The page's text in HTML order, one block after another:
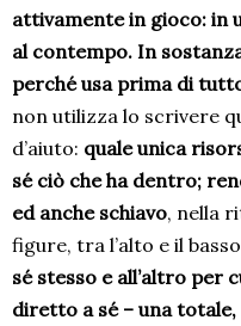
attivamente in gioco: in
al contempo. In
perché usa prima di
non utilizza lo scrivere
d’aiuto: quale unica
sé ciò che ha dentro;
ed anche schiavo, nella
figure, tra l’alto e il
sé stesso e all’altro per
diretto a sé – una